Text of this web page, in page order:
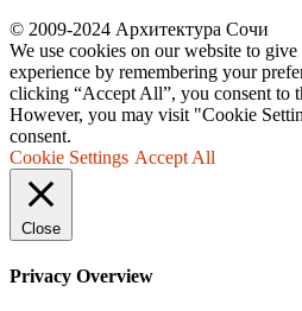
© 2009-2024 Архитектура Сочи
We use cookies on our website to
experience by remembering your
clicking “Accept All”, you consent to
However, you may visit "Cookie
consent.
Cookie Settings Accept All
Close
Privacy Overview